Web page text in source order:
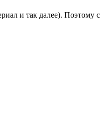
и так далее). Поэтому с